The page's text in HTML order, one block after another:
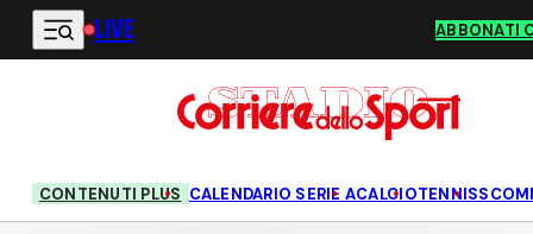
Vai al contenuto principale
LIVE ABBONATI
CONTENUTI PLUS CALENDARIO SERIE ACALCIOTENNIS